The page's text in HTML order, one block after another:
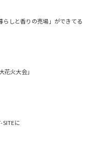
らしと香りの売場」ができてる
花火大会」
SITEに